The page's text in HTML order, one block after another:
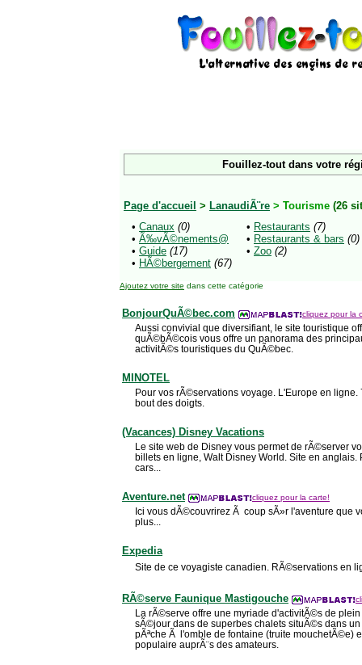
Fouillez-tout dans votre
Page d'accueil > LanaudiÃ¨re > Tourisme (26
• Canaux (0)
• Ã‰vÃ©nements@
• Guide (17)
• HÃ©bergement (67)
• Restaurants (7)
• Restaurants & bars (0)
• Zoo (2)
Ajoutez votre site dans cette catégorie
BonjourQuÃ©bec.com cliquez pour la
Aussi convivial que diversifiant, le site touristique
quÃ©bÃ©cois vous offre un panorama des
activitÃ©s touristiques du QuÃ©bec.
MINOTEL
Pour vos rÃ©servations voyage. L'Europe en ligne.
bout des doigts.
(Vacances) Disney Vacations
Le site web de Disney vous permet de rÃ©server
billets en ligne, Walt Disney World. Site en anglais.
cars...
Aventure.net cliquez pour la carte!
Ici vous dÃ©couvrirez Ã coup sÃ»r l'aventure que
plus...
Expedia
Site de ce voyagiste canadien. RÃ©servations en
RÃ©serve Faunique Mastigouche
La rÃ©serve offre une myriade d'activitÃ©s de
sÃ©jour dans de superbes chalets situÃ©s dans
pÃªche Ã l'omble de fontaine (truite mouchetÃ©e)
populaire auprÃ¨s des amateurs.